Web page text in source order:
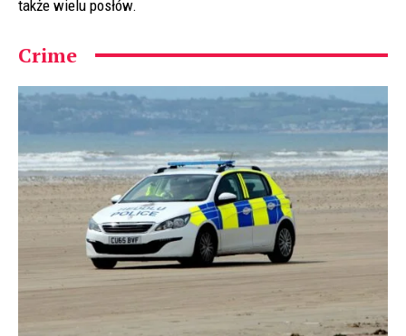
także wielu posłów.
Crime